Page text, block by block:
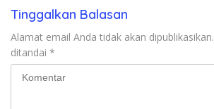
Tinggalkan Balasan
Alamat email Anda tidak akan dipublikasikan.
ditandai *